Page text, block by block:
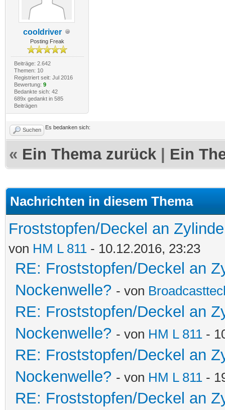
cooldriver
Posting Freak
Beiträge: 2.642
Themen: 10
Registriert seit: Jul 2016
Bewertung: 9
Bedankte sich: 42
689x gedankt in 585
Beiträgen
Suchen Es bedanken sich:
« Ein Thema zurück Ein
Nachrichten in diesem Thema
Froststopfen/Deckel an
von HM L 811 - 10.12.2016, 23:23
RE: Froststopfen/Deckel an
Nockenwelle? - von
RE: Froststopfen/Deckel an
Nockenwelle? - von HM L 811 -
RE: Froststopfen/Deckel an
Nockenwelle? - von HM L 811 -
RE: Froststopfen/Deckel an